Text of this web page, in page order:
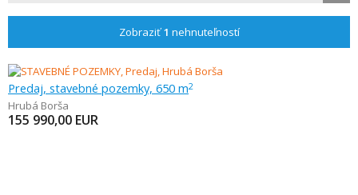
Zobraziť1 nehnuteľností
Predaj, stavebné pozemky, 650 m2
Hrubá Borša
155 990,00 EUR